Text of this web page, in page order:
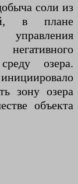
соли из
в плане
управления
озера.
зону озера
объекта